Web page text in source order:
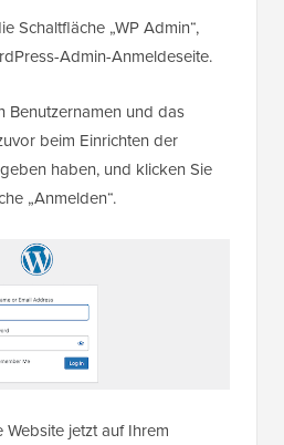
Schaltfläche „WP Admin“,
Admin-Anmeldeseite.
Benutzernamen und das
beim Einrichten der
haben, und klicken Sie
„Anmelden“.
jetzt auf Ihrem